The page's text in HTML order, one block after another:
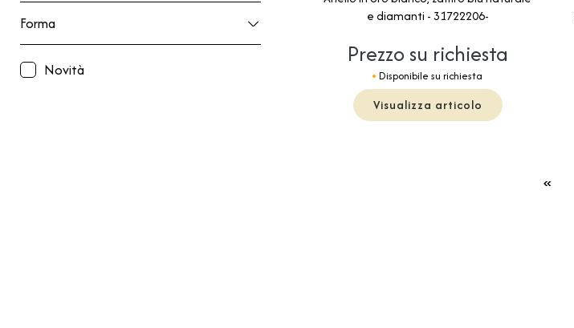
Forma
Forma
Novità
e diamanti - 31722206-
Prezzo su richiesta
Disponibile su richiesta
Visualizza articolo
«